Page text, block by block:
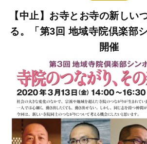
【中止】お寺とお寺の新しい
る。「第3回 地域寺院倶楽部
開催